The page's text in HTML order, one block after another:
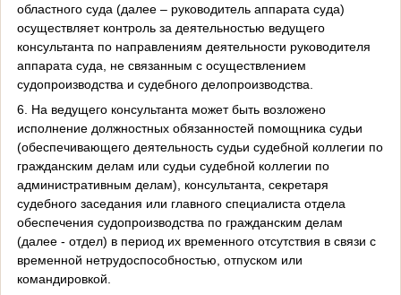
областного суда (далее – руководитель аппарата суда)
осуществляет контроль за деятельностью ведущего
консультанта по направлениям деятельности руководителя
аппарата суда, не связанным с осуществлением
судопроизводства и судебного делопроизводства.
6. На ведущего консультанта может быть возложено
исполнение должностных обязанностей помощника судьи
(обеспечивающего деятельность судьи судебной коллегии по
гражданским делам или судьи судебной коллегии по
административным делам), консультанта, секретаря
судебного заседания или главного специалиста отдела
обеспечения судопроизводства по гражданским делам
(далее - отдел) в период их временного отсутствия в связи с
временной нетрудоспособностью, отпуском или
командировкой.